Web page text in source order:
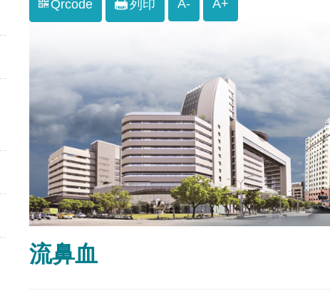
Qrcode 列印 A- A+
流鼻血